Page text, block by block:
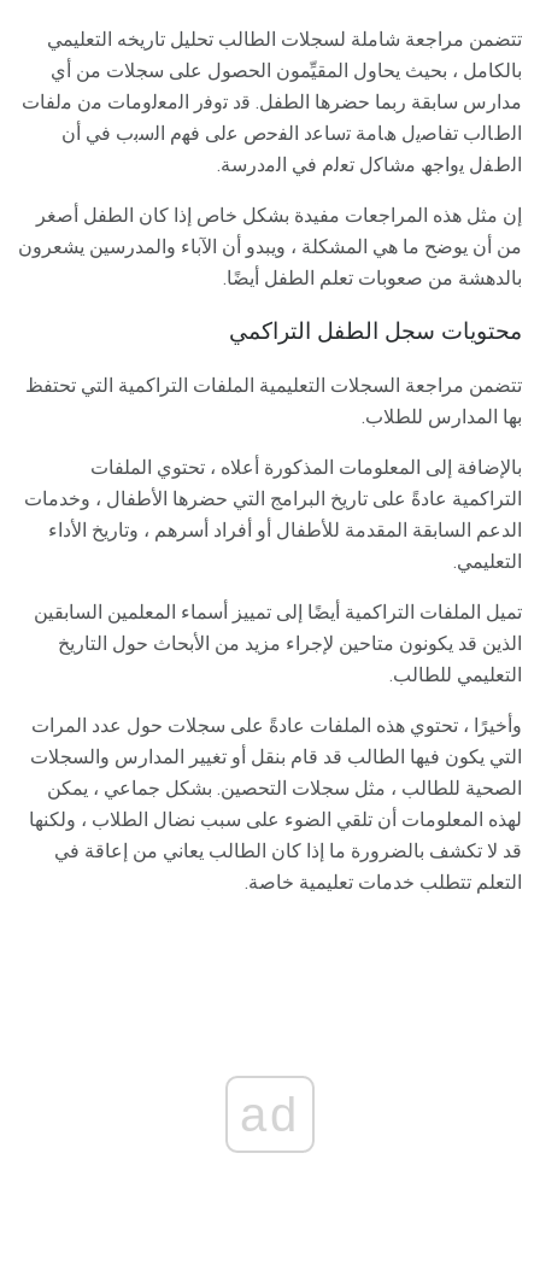
تتضمن مراجعة شاملة لسجلات الطالب تحليل تاريخه التعليمي
بالكامل ، بحيث يحاول المقيِّمون الحصول على سجلات من أي
مدارس سابقة ربما حضرها الطفل. ﻗد ﺗوﻓر اﻟﻣﻌﻟوﻣﺎت ﻣن ﻣﻟﻔﺎت
اﻟطﺎﻟب ﺗﻔﺎﺻﯾل ھﺎﻣﺔ ﺗﺳﺎﻋد اﻟﻔﺣص ﻋﻟﯽ ﻓﮭم اﻟﺳﺑب ﻓﻲ أن
اﻟطﻔل ﯾواﺟﮫ ﻣﺷﺎﮐل ﺗﻌﻟم ﻓﻲ اﻟﻣدرﺳﺔ.
إن مثل هذه المراجعات مفيدة بشكل خاص إذا كان الطفل أصغر
من أن يوضح ما هي المشكلة ، ويبدو أن الآباء والمدرسين يشعرون
بالدهشة من صعوبات تعلم الطفل أيضًا.
محتويات سجل الطفل التراكمي
تتضمن مراجعة السجلات التعليمية الملفات التراكمية التي تحتفظ
بها المدارس للطلاب.
بالإضافة إلى المعلومات المذكورة أعلاه ، تحتوي الملفات
التراكمية عادةً على تاريخ البرامج التي حضرها الأطفال ، وخدمات
الدعم السابقة المقدمة للأطفال أو أفراد أسرهم ، وتاريخ الأداء
التعليمي.
تميل الملفات التراكمية أيضًا إلى تمييز أسماء المعلمين السابقين
الذين قد يكونون متاحين لإجراء مزيد من الأبحاث حول التاريخ
التعليمي للطالب.
وأخيرًا ، تحتوي هذه الملفات عادةً على سجلات حول عدد المرات
التي يكون فيها الطالب قد قام بنقل أو تغيير المدارس والسجلات
الصحية للطالب ، مثل سجلات التحصين. بشكل جماعي ، يمكن
لهذه المعلومات أن تلقي الضوء على سبب نضال الطلاب ، ولكنها
قد لا تكشف بالضرورة ما إذا كان الطالب يعاني من إعاقة في
التعلم تتطلب خدمات تعليمية خاصة.
ad